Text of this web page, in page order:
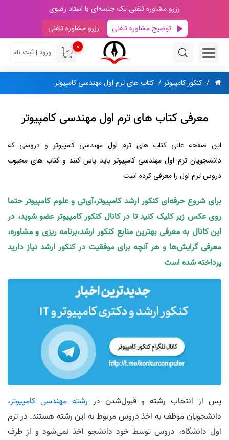
رزرو مشاوره تلفنی تک جلسه‌ای با استاد رضوی
توضیح مشاوره تلفنی
رزرو مشاوره تلفنی
0
ورود | ثبت نام
کنکور کامپیوتر کتاب های ترم اول مهندسی کامپیوتر
معرفی کتاب های ترم اول مهندسی کامپیوتر
این صفحه عالی کتاب‌ های ترم اول مهندسی کامپیوتر و دروسی که
دانشجویان ترم اول مهندسی کامپیوتر باید پاس کنند و کتاب‌ های محبوب
دروس ترم اول را معرفی کرده است
برای شروع حرفه‌ای کنکور ارشد کامپیوتر،آی‌تی و علوم کامپیوتر حتما
روی عکس زیر کلیک کنید تا در کانال کنکور کامپیوتر عضو شوید، در
این کانال به معرفی بهترین منابع کنکور ارشد،برنامه ریزی و مشاوره،
معرفی گرایش‌ها و هر آنچه برای موفقیت در کنکور ارشد نیاز دارید
پرداخته شده است
پس از انتخاب رشته و قبول‌شدن در رشته مهندسی کامپیوتر،
دانشجویان موظف به اخذ دروس مربوط به این رشته هستند. در ترم
اول دانشگاه، دروس توسط خود دانشجو اخذ نمی‌شود و از طرف